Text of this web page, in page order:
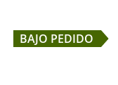
BAJO PEDIDO